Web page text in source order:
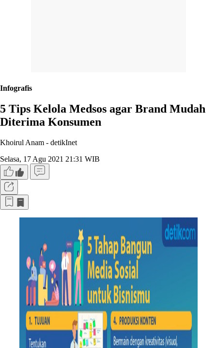
Infografis
5 Tips Kelola Medsos agar Brand Mudah
Diterima Konsumen
Khoirul Anam - detikInet
Selasa, 17 Agu 2021 21:31 WIB